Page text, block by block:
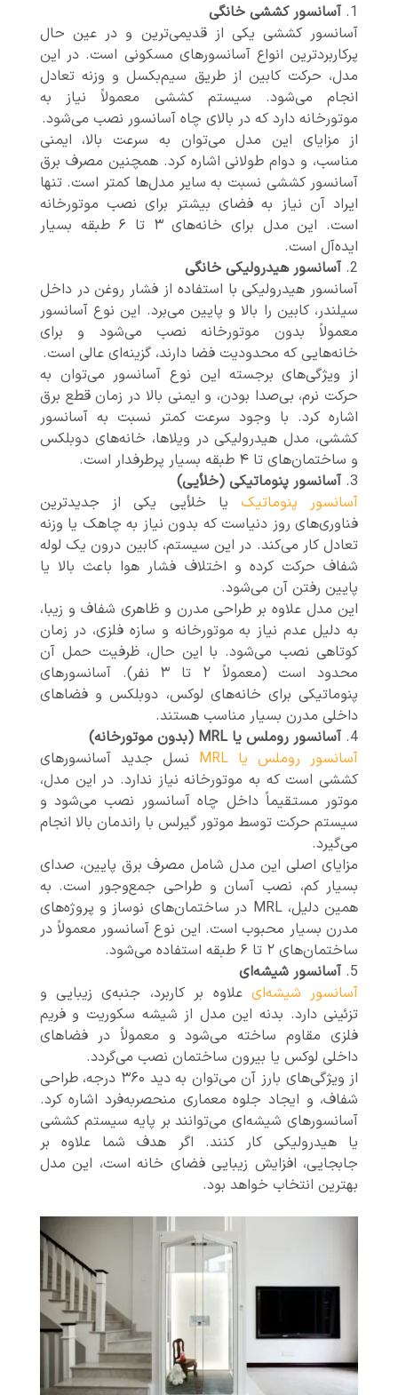
آسانسور کششی خانگی
آسانسور کششی یکی از قدیمی‌ترین و در عین حال
پرکاربردترین انواع آسانسورهای مسکونی است. در این
مدل، حرکت کابین از طریق سیم‌بکسل و وزنه تعادل
انجام می‌شود. سیستم کششی معمولاً نیاز به
موتورخانه دارد که در بالای چاه آسانسور نصب می‌شود.
از مزایای این مدل می‌توان به سرعت بالا، ایمنی
مناسب، و دوام طولانی اشاره کرد. همچنین مصرف برق
آسانسور کششی نسبت به سایر مدل‌ها کمتر است. تنها
ایراد آن نیاز به فضای بیشتر برای نصب موتورخانه
است. این مدل برای خانه‌های ۳ تا ۶ طبقه بسیار
ایده‌آل است.
آسانسور هیدرولیکی خانگی
آسانسور هیدرولیکی با استفاده از فشار روغن در داخل
سیلندر، کابین را بالا و پایین می‌برد. این نوع آسانسور
معمولاً بدون موتورخانه نصب می‌شود و برای
خانه‌هایی که محدودیت فضا دارند، گزینه‌ای عالی است.
از ویژگی‌های برجسته این نوع آسانسور می‌توان به
حرکت نرم، بی‌صدا بودن، و ایمنی بالا در زمان قطع برق
اشاره کرد. با وجود سرعت کمتر نسبت به آسانسور
کششی، مدل هیدرولیکی در ویلاها، خانه‌های دوبلکس
و ساختمان‌های تا ۴ طبقه بسیار پرطرفدار است.
آسانسور پنوماتیکی (خلأیی)
آسانسور پنوماتیک یا خلأیی یکی از جدیدترین
فناوری‌های روز دنیاست که بدون نیاز به چاهک یا وزنه
تعادل کار می‌کند. در این سیستم، کابین درون یک لوله
شفاف حرکت کرده و اختلاف فشار هوا باعث بالا یا
پایین رفتن آن می‌شود.
این مدل علاوه بر طراحی مدرن و ظاهری شفاف و زیبا،
به دلیل عدم نیاز به موتورخانه و سازه فلزی، در زمان
کوتاهی نصب می‌شود. با این حال، ظرفیت حمل آن
محدود است (معمولاً ۲ تا ۳ نفر). آسانسورهای
پنوماتیکی برای خانه‌های لوکس، دوبلکس و فضاهای
داخلی مدرن بسیار مناسب هستند.
آسانسور روملس یا MRL (بدون موتورخانه)
آسانسور روملس یا MRL
نسل جدید آسانسورهای
کششی است که به موتورخانه نیاز ندارد. در این مدل،
موتور مستقیماً داخل چاه آسانسور نصب می‌شود و
سیستم حرکت توسط موتور گیرلس با راندمان بالا انجام
می‌گیرد.
مزایای اصلی این مدل شامل مصرف برق پایین، صدای
بسیار کم، نصب آسان و طراحی جمع‌وجور است. به
همین دلیل، MRL در ساختمان‌های نوساز و پروژه‌های
مدرن بسیار محبوب است. این نوع آسانسور معمولاً در
ساختمان‌های ۲ تا ۶ طبقه استفاده می‌شود.
آسانسور شیشه‌ای
آسانسور شیشه‌ای علاوه بر کاربرد، جنبه‌ی زیبایی و
تزئینی دارد. بدنه این مدل از شیشه سکوریت و فریم
فلزی مقاوم ساخته می‌شود و معمولاً در فضاهای
داخلی لوکس یا بیرون ساختمان نصب می‌گردد.
از ویژگی‌های بارز آن می‌توان به دید ۳۶۰ درجه، طراحی
شفاف، و ایجاد جلوه معماری منحصربه‌فرد اشاره کرد.
آسانسورهای شیشه‌ای می‌توانند بر پایه سیستم کششی
یا هیدرولیکی کار کنند. اگر هدف شما علاوه بر
جابجایی، افزایش زیبایی فضای خانه است، این مدل
بهترین انتخاب خواهد بود.